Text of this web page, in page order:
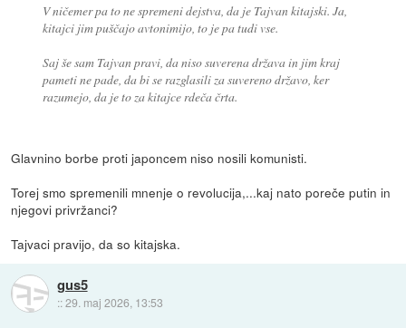
V ničemer pa to ne spremeni dejstva, da je Tajvan kitajski. Ja,
kitajci jim puščajo avtonimijo, to je pa tudi vse.
Saj še sam Tajvan pravi, da niso suverena država in jim kraj
pameti ne pade, da bi se razglasili za suvereno državo, ker
razumejo, da je to za kitajce rdeča črta.
Glavnino borbe proti japoncem niso nosili komunisti.
Torej smo spremenili mnenje o revolucija,...kaj nato poreče putin in
njegovi privržanci?
Tajvaci pravijo, da so kitajska.
gus5
::29. maj 2026, 13:53